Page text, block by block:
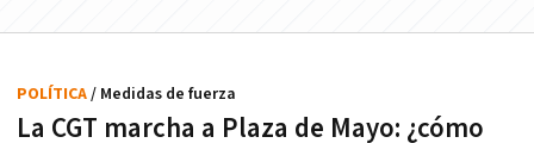
La CGT marcha a Plaza de Mayo: ¿cómo
POLÍTICA/ Medidas de fuerza